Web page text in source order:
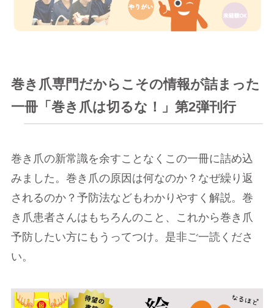
巻き爪専門だからこその情報が詰まった
一冊「巻き爪は切るな！」第2弾刊行
巻き爪の新常識を余すことなくこの一冊に詰め込
みました。巻き爪の原因は何なのか？なぜ繰り返
されるのか？予防法などもわかりやすく解説。巻
き爪患者さんはもちろんのこと、これから巻き爪
予防したい方にもうってつけ。是非ご一読くださ
い。